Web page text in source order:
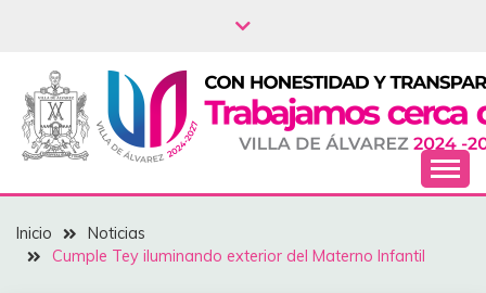
NOTICIAS – VILLA
DEL ÁLVAREZ
Inicio
Noticias
Cumple Tey iluminando exterior del Materno Infantil